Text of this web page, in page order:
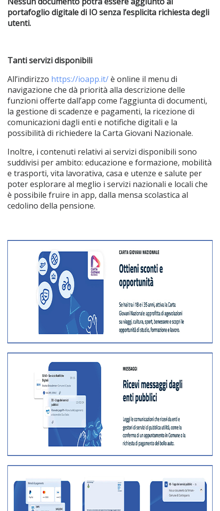
portafoglio digitale di IO senza l’esplicita richiesta degli
utenti.
Tanti servizi disponibili
All’indirizzo https://ioapp.it/è online il menu di
navigazione che dà priorità alla descrizione delle
funzioni offerte dall’app come l’aggiunta di documenti,
la gestione di scadenze e pagamenti, la ricezione di
comunicazioni dagli enti e notifiche digitali e la
possibilità di richiedere la Carta Giovani Nazionale.
Inoltre, i contenuti relativi ai servizi disponibili sono
suddivisi per ambito: educazione e formazione, mobilità
e trasporti, vita lavorativa, casa e utenze e salute per
poter esplorare al meglio i servizi nazionali e locali che
è possibile fruire in app, dalla mensa scolastica al
cedolino della pensione.